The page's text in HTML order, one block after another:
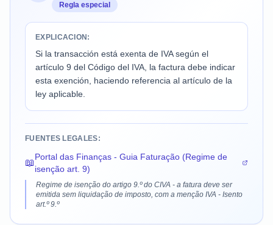
Regla especial
EXPLICACION:
Si la transacción está exenta de IVA según el
artículo 9 del Código del IVA, la factura debe indicar
esta exención, haciendo referencia al artículo de la
ley aplicable.
FUENTES LEGALES:
📖
Portal das Finanças - Guia Faturação (Regime de
isenção art. 9)
Regime de isenção do artigo 9.º do CIVA - a fatura deve ser
emitida sem liquidação de imposto, com a menção IVA - Isento
art.º 9.º